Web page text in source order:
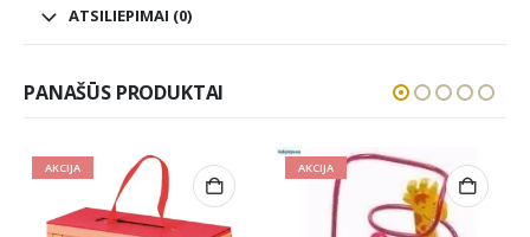
ATSILIEPIMAI (0)
PANAŠŪS PRODUKTAI
AKCIJA AKCIJA